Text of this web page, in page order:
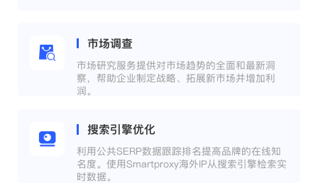
市场调查
市场研究服务提供对市场趋势的全面和最新洞
察，帮助企业制定战略、拓展新市场并增加利
润。
搜索引擎优化
利用公共SERP数据跟踪排名提高品牌的在线知
名度。使用Smartproxy海外IP从搜索引擎检索实
时数据。